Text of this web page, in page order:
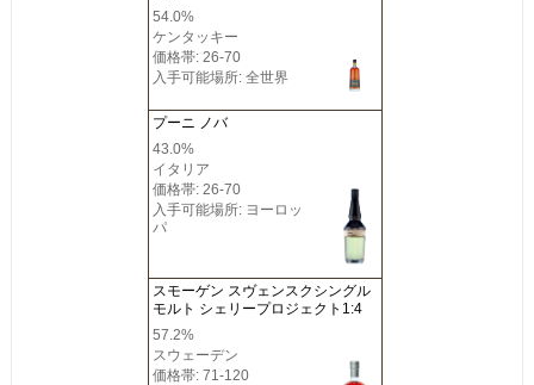
54.0%
ケンタッキー
価格帯: 26-70
入手可能場所: 全世界
プーニ ノバ
43.0%
イタリア
価格帯: 26-70
入手可能場所: ヨーロッ
パ
スモーゲン スヴェンスクシングル
モルト シェリープロジェクト1:4
57.2%
スウェーデン
価格帯: 71-120